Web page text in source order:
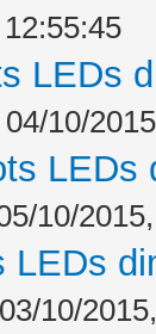
LEDs
10/
LEDs
10/
LEDs
10/